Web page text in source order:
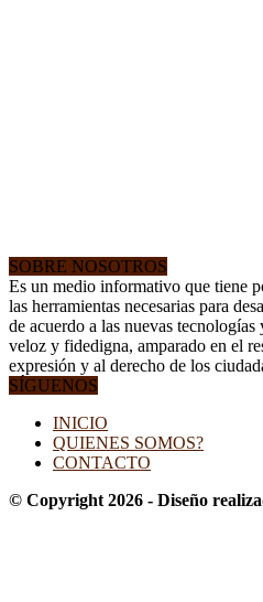
SOBRE NOSOTROS
Es un medio informativo que tiene
las herramientas necesarias para
de acuerdo a las nuevas
veloz y fidedigna, amparado en el
expresión y al derecho de los
SÍGUENOS
INICIO
QUIENES SOMOS?
CONTACTO
© Copyright 2026 - Diseño